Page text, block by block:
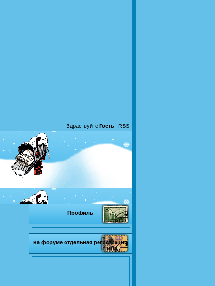
Здраствуйте Гость | RSS
Профиль
на форуме отдельная регистрация